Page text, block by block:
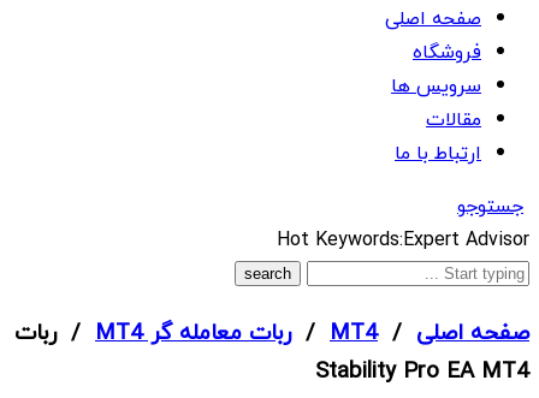
صفحه اصلی
فروشگاه
سرویس ها
مقالات
ارتباط با ما
جستوجو
What
are
looking
for?
Hot Keywords:Expert Advisor
صفحه اصلی /
MT4
/ربات معامله گر MT4
/ ربات
Stability Pro EA MT4